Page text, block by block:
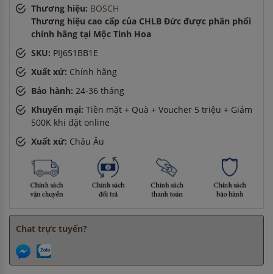
Chị Lan-ở Hải Dương đã đặt máy hút mùi cách đây 1 giờ
Chị Hương- ở Bắc Ninh đã đặt máy rửa bát cách đây 2 giờ
Thương hiệu: BOSCH
Thương hiệu cao cấp của CHLB Đức được phân phối
chính hãng tại Mộc Tinh Hoa
SKU: PIJ651BB1E
Xuất xứ: Chính hãng
Bảo hành: 24-36 tháng
Khuyến mại: Tiền mặt + Quà + Voucher 5 triệu + Giảm
500K khi đặt online
Xuất xứ: Châu Âu
Chat trực tuyến?